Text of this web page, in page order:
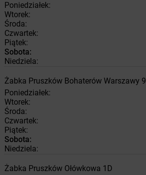
Poniedziałek:
Wtorek:
Środa:
Czwartek:
Piątek:
Sobota:
Niedziela:
Żabka Pruszków Bohaterów Warszawy 9
Poniedziałek:
Wtorek:
Środa:
Czwartek:
Piątek:
Sobota:
Niedziela:
Żabka Pruszków Ołówkowa 1D